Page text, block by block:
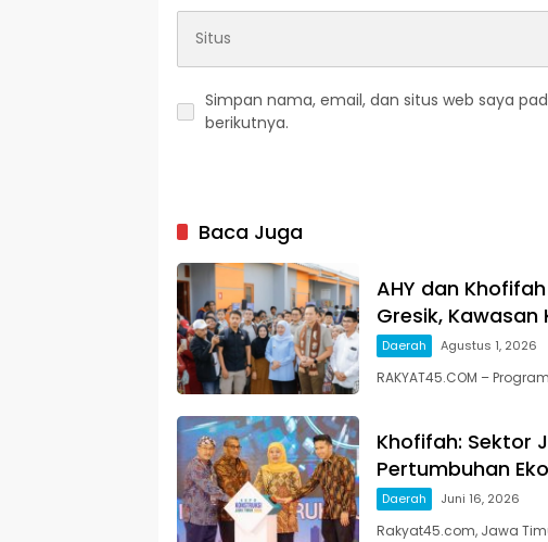
Simpan nama, email, dan situs web saya
berikutnya.
Baca Juga
AHY dan
Gresik, Kawasan
Daerah Agustus 1, 2026
RAKYAT45.COM –
Khofifah: Sektor
Pertumbuhan
Daerah Juni 16, 2026
Rakyat45.com, Jawa